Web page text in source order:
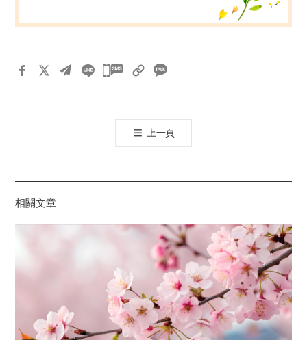
카
톡
공
기
上一頁
相關文章